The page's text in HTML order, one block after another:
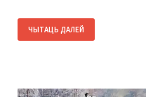
ЧЫТАЦЬ ДАЛЕЙ